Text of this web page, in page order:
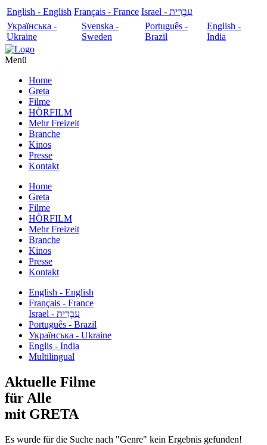
English - English Français - France
עִבְרִית - Israel
Українська -
Ukraine
Svenska -
Sweden
Português -
Brazil
English -
India
Menü
Home
Greta
Filme
HÖRFILM
Mehr Freizeit
Branche
Kinos
Presse
Kontakt
Home
Greta
Filme
HÖRFILM
Mehr Freizeit
Branche
Kinos
Presse
Kontakt
English - English
Français - France
עִבְרִית - Israel
Português - Brazil
Українська - Ukraine
Englis - India
Multilingual
Aktuelle Filme
für Alle
mit GRETA
Es wurde für die Suche nach "Genre" kein Ergebnis gefunden!